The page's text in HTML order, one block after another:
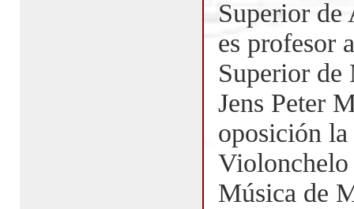
Superior de
es profesor
Superior de
Jens Peter
oposición la
Violonchelo
Música de